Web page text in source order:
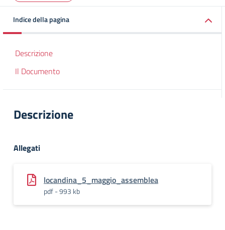
Indice della pagina
Descrizione
Il Documento
Descrizione
Allegati
locandina_5_maggio_assemblea
pdf - 993 kb